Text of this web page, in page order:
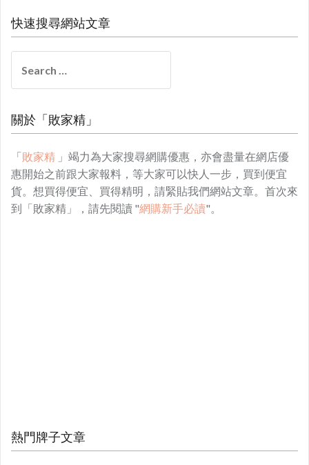
快速搜尋網站文章
for:
關於「敗家精」
「敗家精 」竭力為大家搜尋網購優惠，亦會盡量在網店優
惠開始之前跟大家報料，等大家可以快人一步，買到便宜
貨。想買得便宜、買得精明，請緊貼我們網站文章。首次來
到「敗家精」，請先閱讀 "網購新手必讀"。
熱門牌子文章